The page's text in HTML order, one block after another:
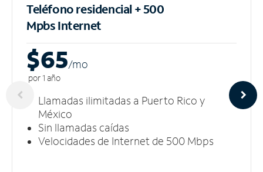
Teléfono residencial + 500
MpbsInternet
$65/mo
por 1 año
Llamadas ilimitadas a Puerto Rico y
México
Sin llamadas caídas
Velocidades de Internet de 500 Mbps